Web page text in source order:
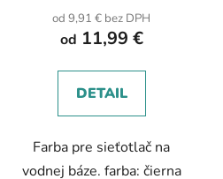
produktu
je
z
od 9,91 € bez DPH
od 11,99 €
DETAIL
Farba pre sieťotlač na
vodnej báze. farba: čierna